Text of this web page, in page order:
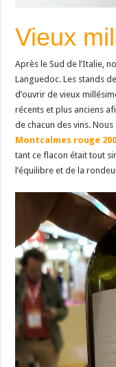
Vieux
Après le Sud de l’Italie,
Languedoc. Les stands
d’ouvrir de vieux
récents et plus anciens
de chacun des vins.
Montcalmes rouge
tant ce flacon était tout
l’équilibre et de la